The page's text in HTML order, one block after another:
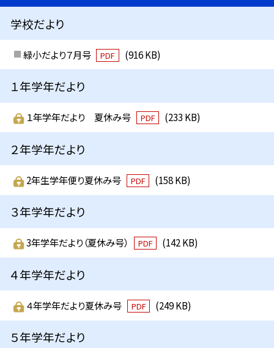
学校だより
緑小だより７月号 PDF (916 KB)
１年学年だより
１年学年だより 夏休み号 PDF (233 KB)
２年学年だより
2年生学年便り夏休み号 PDF (158 KB)
３年学年だより
3年学年だより（夏休み号） PDF (142 KB)
４年学年だより
４年学年だより夏休み号 PDF (249 KB)
５年学年だより